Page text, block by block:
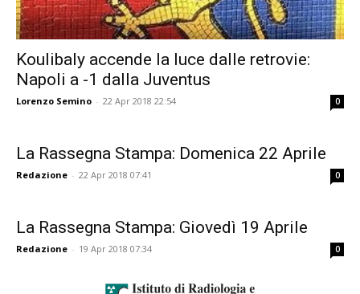
Koulibaly accende la luce dalle retrovie:
Napoli a -1 dalla Juventus
Lorenzo Semino - 22 Apr 2018 22:54 0
La Rassegna Stampa: Domenica 22 Aprile
Redazione - 22 Apr 2018 07:41 0
La Rassegna Stampa: Giovedì 19 Aprile
Redazione - 19 Apr 2018 07:34 0